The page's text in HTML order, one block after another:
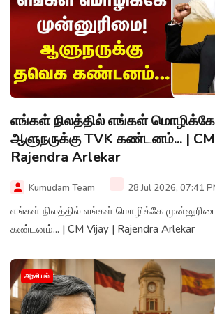
எங்கள் நிலத்தில் எங்கள் மொழிக்கே
ஆளுநருக்கு TVK கண்டனம்... |
Rajendra Arlekar
Kumudam Team 28 Jul 2026, 07:41
எங்கள் நிலத்தில் எங்கள் மொழிக்கே
கண்டனம்... | CM Vijay | Rajendra Arlekar
அரசியல்